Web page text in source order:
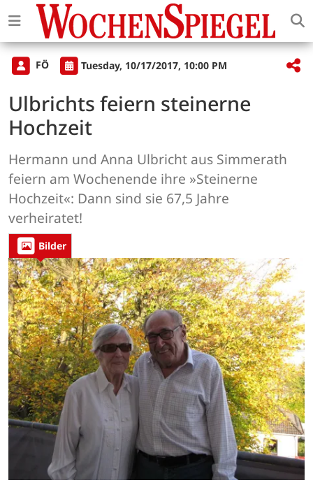
FÖ Tuesday, 10/17/2017, 10:00 PM
Ulbrichts feiern steinerne
Hochzeit
Hermann und Anna Ulbricht aus Simmerath
feiern am Wochenende ihre »Steinerne
Hochzeit«: Dann sind sie 67,5 Jahre
verheiratet!
Bilder